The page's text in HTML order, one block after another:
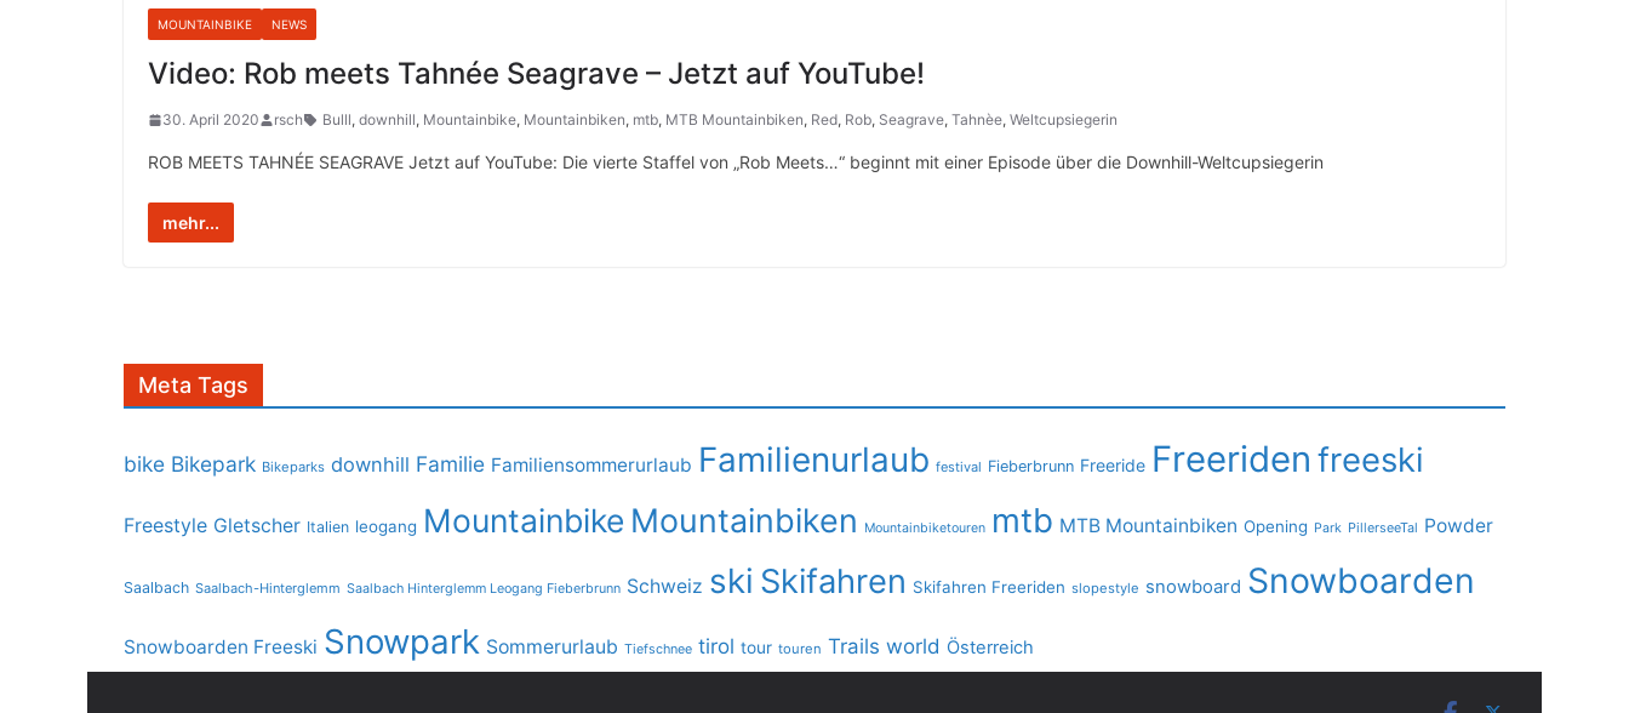
MOUNTAINBIKE NEWS
Video: Rob meets Tahnée Seagrave – Jetzt auf YouTube!
30. April 2020 rsch Bulll, downhill, Mountainbike, Mountainbiken, mtb, MTB Mountainbiken, Red, Rob, Seagrave, Tahnèe, Weltcupsiegerin
ROB MEETS TAHNÉE SEAGRAVE Jetzt auf YouTube: Die vierte Staffel von „Rob Meets…“ beginnt mit einer Episode über die Downhill-Weltcupsiegerin
mehr...
Meta Tags
bike Bikepark Bikeparks downhill Familie Familiensommerurlaub Familienurlaub festival Fieberbrunn Freeride Freeriden freeski
Freestyle Gletscher Italien leogang Mountainbike Mountainbiken Mountainbiketouren mtb MTB Mountainbiken Opening Park PillerseeTal Powder
Saalbach Saalbach-Hinterglemm Saalbach Hinterglemm Leogang Fieberbrunn Schweiz ski Skifahren Skifahren Freeriden slopestyle snowboard Snowboarden
Snowboarden Freeski Snowpark Sommerurlaub Tiefschnee tirol tour touren Trails world Österreich